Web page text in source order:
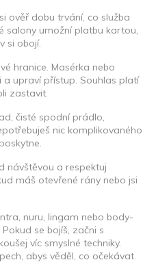
ověř dobu trvání, co služba
salony umožní platbu kartou,
si obojí.
hranice. Masérka nebo
a upraví přístup. Souhlas platí
zastavit.
čisté spodní prádlo,
nic komplikovaného
návštěvou a respektuj
máš otevřené rány nebo jsi
nuru, lingam nebo body-
se bojíš, začni s
víc smyslné techniky.
abys věděl, co očekávat.